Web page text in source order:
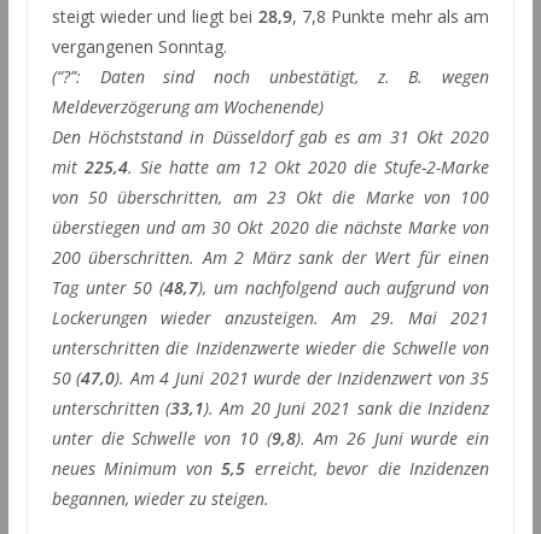
steigt wieder und liegt bei 28,9, 7,8 Punkte mehr als am
vergangenen Sonntag.
(“?”: Daten sind noch unbestätigt, z. B. wegen
Meldeverzögerung am Wochenende)
Den Höchststand in Düsseldorf gab es am 31 Okt 2020
mit 225,4. Sie hatte am 12 Okt 2020 die Stufe-2-Marke
von 50 überschritten, am 23 Okt die Marke von 100
überstiegen und am 30 Okt 2020 die nächste Marke von
200 überschritten. Am 2 März sank der Wert für einen
Tag unter 50 (48,7), um nachfolgend auch aufgrund von
Lockerungen wieder anzusteigen. Am 29. Mai 2021
unterschritten die Inzidenzwerte wieder die Schwelle von
50 (47,0). Am 4 Juni 2021 wurde der Inzidenzwert von 35
unterschritten (33,1). Am 20 Juni 2021 sank die Inzidenz
unter die Schwelle von 10 (9,8). Am 26 Juni wurde ein
neues Minimum von5,5 erreicht, bevor die Inzidenzen
begannen, wieder zu steigen.